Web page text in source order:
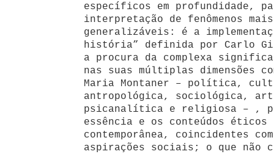
específicos em profundidade,
interpretação de fenômenos
generalizáveis: é a
história” definida por Carlo
a procura da complexa
nas suas múltiplas dimensões
Maria Montaner – política,
antropológica, sociológica,
psicanalítica e religiosa – ,
essência e os conteúdos éticos
contemporânea, coincidentes
aspirações sociais; o que não